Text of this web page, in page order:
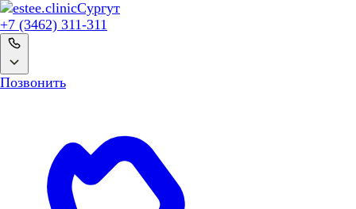
Сургут
+7 (3462) 311-311
Позвонить